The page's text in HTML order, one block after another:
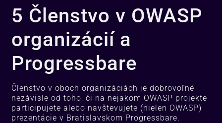
5 Členstvo v OWASP
organizácií a
Progressbare
Členstvo v oboch organizáciách je dobrovoľné
nezávisle od toho, či na nejakom OWASP projekte
participujete alebo navštevujete (nielen OWASP)
prezentácie v Bratislavskom Progressbare.